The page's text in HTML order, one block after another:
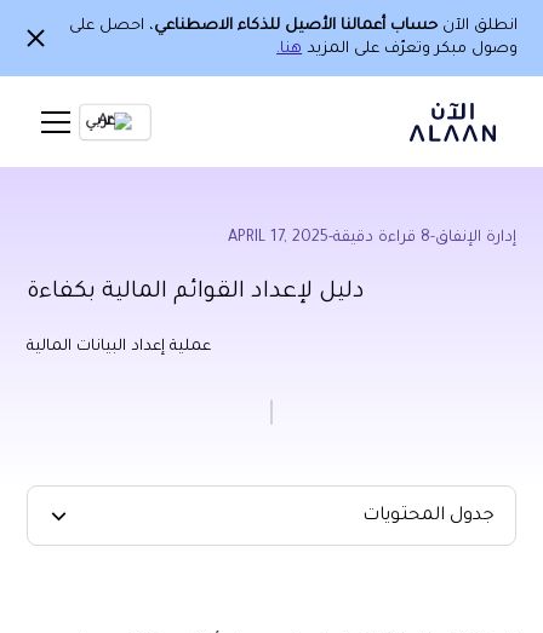
انطلق الآن حساب أعمالنا الأصيل للذكاء الاصطناعي، احصل على
وصول مبكر وتعرّف على المزيد هنا.
Ar
إدارة الإنفاق-
8 قراءة دقيقة-
APRIL 17, 2025
دليل لإعداد القوائم المالية بكفاءة
عملية إعداد البيانات المالية
جدول المحتويات